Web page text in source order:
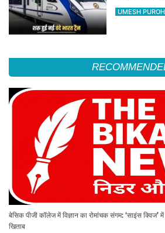
का सफर होगा
UMESH
बेसिक पीजी कॉलेज में विज्ञान का रोमांचक संगम: ‘साइंस क्विज’
खिताब